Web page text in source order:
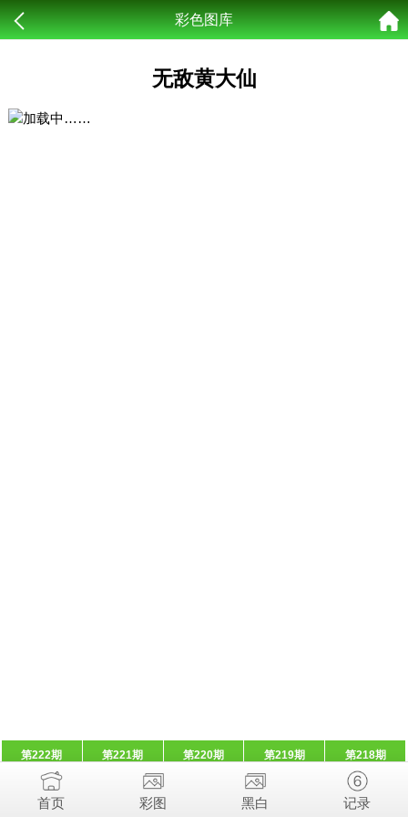
彩色图库
无敌黄大仙
第222期 第221期 第220期 第219期 第218期
首页 彩图 黑白 记录